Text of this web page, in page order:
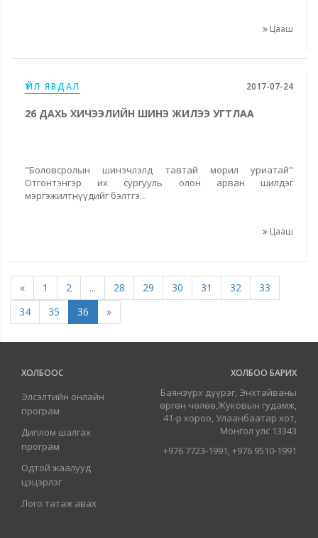
Цааш
ҮЙЛ ЯВДАЛ 2017-07-24
26 ДАХЬ ХИЧЭЭЛИЙН ШИНЭ ЖИЛЭЭ УГТЛАА
"Боловсролын шинэчлэлд тавтай морил уриатай"
Отгонтэнгэр их сургууль олон арван шилдэг
мэргэжилтнүүдийг бэлтгэ...
Цааш
« 1 2 ... 28 29 30 31 32
33
34
35 36 »
ХОЛБООС
Элсэлтийн онлайн
програм
Диплом шалгах
програм
Одтой жаалууд
цэцэрлэг
Лого татаж авах
ХОЛБОО БАРИХ
Баянзүрх дүүрэг, Энхтайваны
өргөн чөлөө,Жуковын гудамж,
41-р хороо, Улаанбаатар хот,
Монгол улс 13343
+976 7723-1991, +976 9510-1991